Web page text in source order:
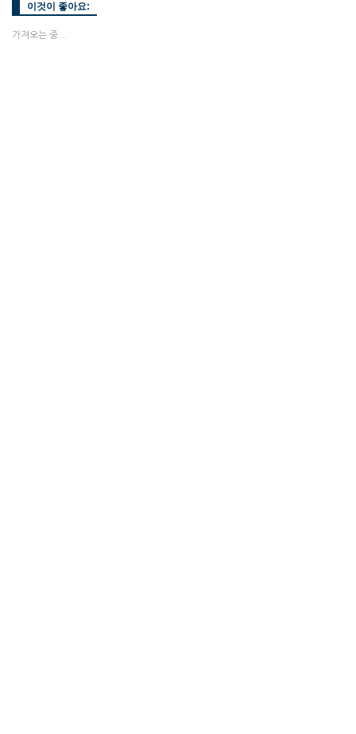
이것이 좋아요:
가져오는 중...